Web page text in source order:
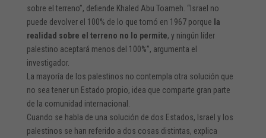
sobre el terreno”, defiende Khaled Abu Toameh. “Israel no
puede devolver el 100% de lo que tomó en 1967 porque la
realidad sobre el terreno no lo permite, y ningún líder
palestino aceptará menos del 100%”, argumenta el
investigador.
La mayoría de los palestinos no contempla otra solución que
no sea tener un Estado propio, idea que comparte gran parte
de la comunidad internacional.
Cuando se habla de una solución de dos Estados, Israel y los
palestinos se han referido a dos cosas distintas, explica